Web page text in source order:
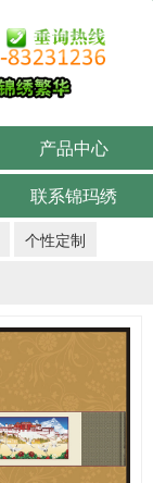
产品中心
联系锦玛绣
个性定制